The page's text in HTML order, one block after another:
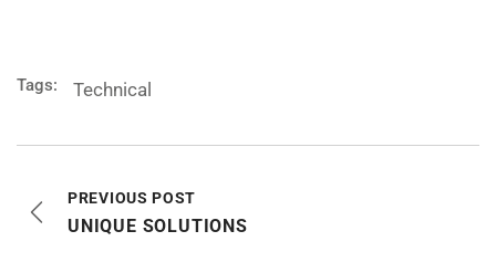
Tags: Technical
PREVIOUS POST
UNIQUE SOLUTIONS